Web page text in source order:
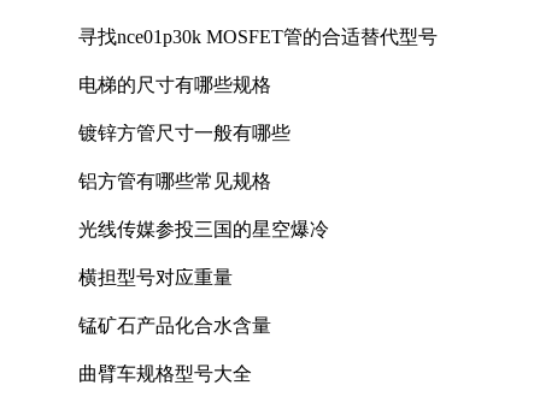
寻找nce01p30k MOSFET管的合适替代型号
电梯的尺寸有哪些规格
镀锌方管尺寸一般有哪些
铝方管有哪些常见规格
光线传媒参投三国的星空爆冷
横担型号对应重量
锰矿石产品化合水含量
曲臂车规格型号大全